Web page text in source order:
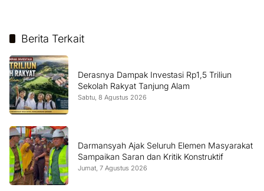
Berita Terkait
Derasnya Dampak Investasi Rp1,5 Triliun
Sekolah Rakyat Tanjung Alam
Sabtu, 8 Agustus 2026
Darmansyah Ajak Seluruh Elemen Masyarakat
Sampaikan Saran dan Kritik Konstruktif
Jumat, 7 Agustus 2026